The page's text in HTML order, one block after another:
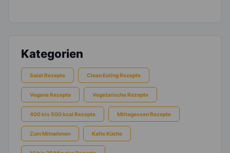
Kategorien
Salat Rezepte Clean Eating Rezepte
Vegane Rezepte Vegetarische Rezepte
400 bis 500 kcal Rezepte Mittagessen Rezepte
Zum Mitnehmen Kalte Küche